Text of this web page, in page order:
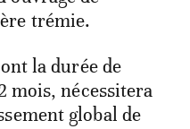
trémie.
la durée de
mois, nécessitera
global de